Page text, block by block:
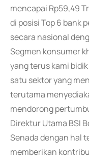
mencapai Rp59,49
di posisi Top 6 bank
secara nasional
Segmen konsumer
yang terus kami
satu sektor yang
terutama
mendorong
Direktur Utama BSI
Senada dengan hal
memberikan